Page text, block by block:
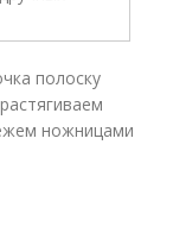
полоску
ножницами